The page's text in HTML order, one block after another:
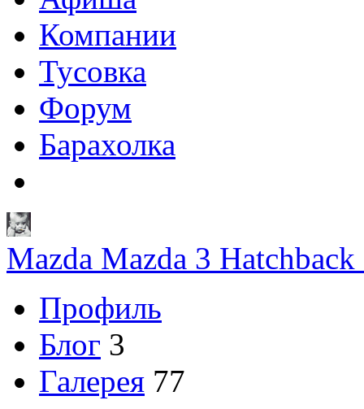
Компании
Тусовка
Форум
Барахолка
Mazda Mazda 3
Профиль
Блог 3
Галерея 77